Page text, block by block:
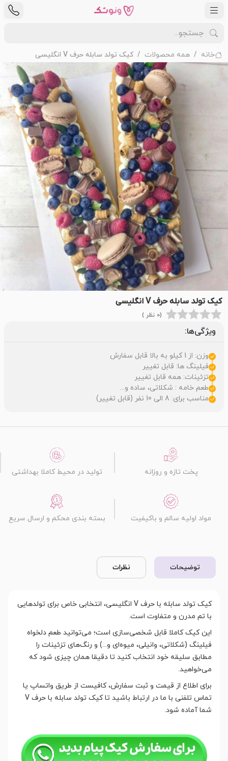
خانه همه محصولات کیک تولد سابله حرف V انگلیسی
کیک تولد سابله حرف V انگلیسی
(0 نظر )
ویژگی‌ها:
وزن: از 1 کیلو به بالا قابل سفارش
فیلینگ ها: قابل تغییر
تزئینات: همه قابل تغییر
طعم خامه : شکلاتی، ساده و...
مناسب برای: 8 الی 10 نفر (قابل تغییر)
پخت تازه و روزانه تولید در محیط کاملا بهداشتی
مواد اولیه سالم و باکیفیت بسته بندی محکم و ارسال سریع
توضیحات نظرات
کیک تولد سابله با حرف V انگلیسی، انتخابی خاص برای تولدهایی
با تم مدرن و متفاوت است.
این کیک کاملا قابل شخصی‌سازی است؛ می‌توانید طعم دلخواه
فیلینگ (شکلاتی، وانیلی، میوه‌ای و...) و رنگ‌های تزئینات را
مطابق سلیقه خود انتخاب کنید تا دقیقا همان چیزی شود که
می‌خواهید.
برای اطلاع از قیمت و ثبت سفارش، کافیست از طریق واتساپ یا
تماس تلفنی با ما در ارتباط باشید تا کیک تولد سابله با حرف V
شما آماده شود.